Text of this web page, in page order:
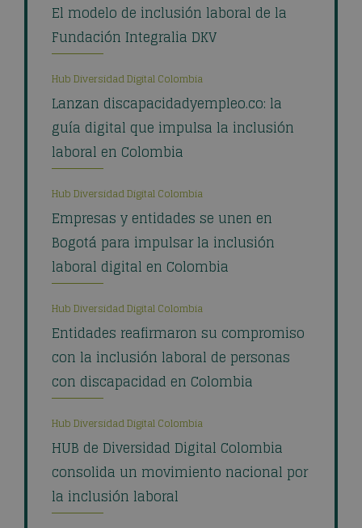
El modelo de inclusión laboral de la
Fundación Integralia DKV
Hub Diversidad Digital Colombia
Lanzan discapacidadyempleo.co: la
guía digital que impulsa la inclusión
laboral en Colombia
Hub Diversidad Digital Colombia
Empresas y entidades se unen en
Bogotá para impulsar la inclusión
laboral digital en Colombia
Hub Diversidad Digital Colombia
Entidades reafirmaron su compromiso
con la inclusión laboral de personas
con discapacidad en Colombia
Hub Diversidad Digital Colombia
HUB de Diversidad Digital Colombia
consolida un movimiento nacional por
la inclusión laboral